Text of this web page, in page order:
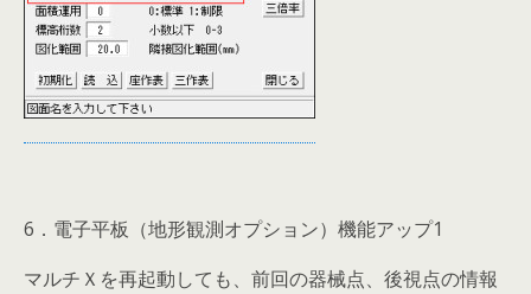
6．電子平板（地形観測オプション）機能アップ1
マルチＸを再起動しても、前回の器械点、後視点の情報